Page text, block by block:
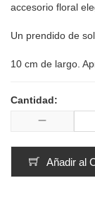
accesorio floral
Un prendido de
10 cm de largo.
Cantidad:
Añadir al